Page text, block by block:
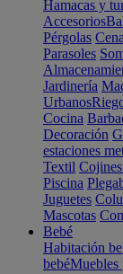
Hamacas y
Accesorios
Pérgolas
Parasoles
Jardinería
Urbanos
Cocina
Decoración
estaciones
Textil
Piscina
Juguetes
Mascotas
Bebé
Habitación
bebéMuebles